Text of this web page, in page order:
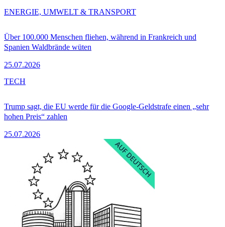
Über 100.000 Menschen fliehen, während in Frankreich und
Spanien Waldbrände wüten
25.07.2026
ENERGIE, UMWELT & TRANSPORT
Trump sagt, die EU werde für die Google-Geldstrafe einen „sehr
hohen Preis“ zahlen
25.07.2026
TECH